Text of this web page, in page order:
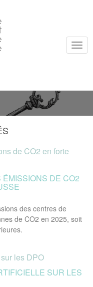
DE CO2
des centres de
de CO2 en 2025, soit
SUR LES